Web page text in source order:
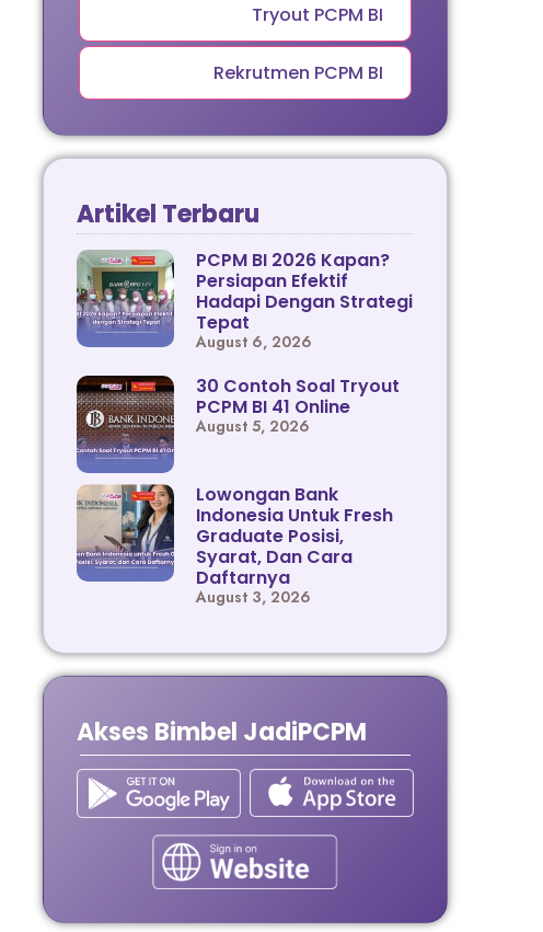
Tryout PCPM BI
Rekrutmen PCPM BI
Artikel Terbaru
PCPM BI 2026 Kapan?
Persiapan Efektif
Hadapi Dengan Strategi
Tepat
August 6, 2026
30 Contoh Soal Tryout
PCPM BI 41 Online
August 5, 2026
Lowongan Bank
Indonesia Untuk Fresh
Graduate Posisi,
Syarat, Dan Cara
Daftarnya
August 3, 2026
Akses Bimbel JadiPCPM